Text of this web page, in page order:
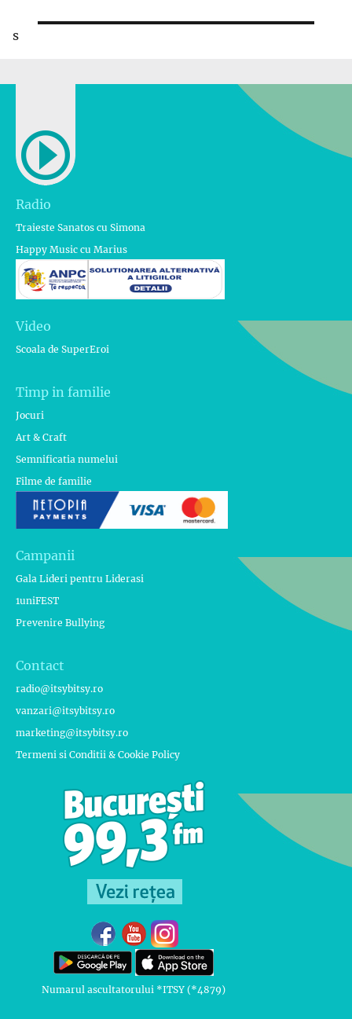
s
Radio
Traieste Sanatos cu Simona
Happy Music cu Marius
Video
Scoala de SuperEroi
Timp in familie
Jocuri
Art & Craft
Semnificatia numelui
Filme de familie
Campanii
Gala Lideri pentru Liderasi
1uniFEST
Prevenire Bullying
Contact
radio@itsybitsy.ro
vanzari@itsybitsy.ro
marketing@itsybitsy.ro
Termeni si Conditii & Cookie Policy
Numarul ascultatorului *ITSY (*4879)